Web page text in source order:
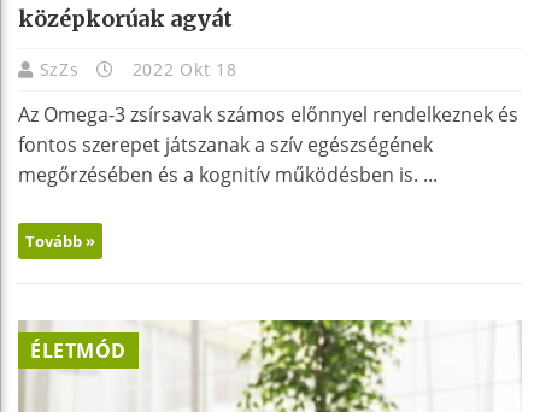
középkorúak agyát
SzZs 2022 Okt 18
Az Omega-3 zsírsavak számos előnnyel rendelkeznek és
fontos szerepet játszanak a szív egészségének
megőrzésében és a kognitív működésben is. ...
Tovább »
ÉLETMÓD